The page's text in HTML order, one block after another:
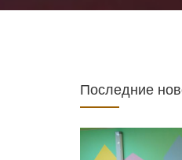
Последние